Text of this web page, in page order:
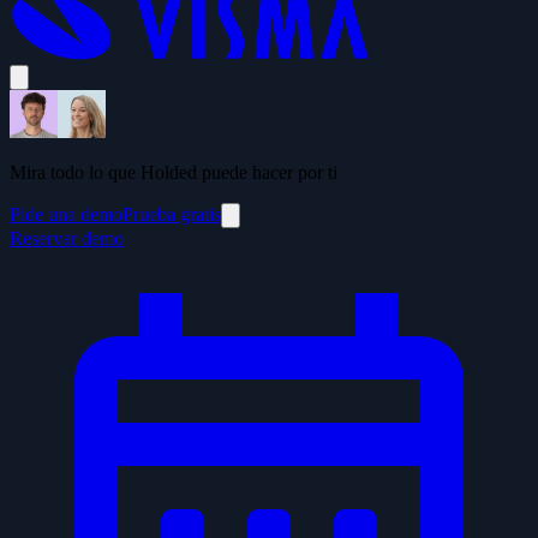
Mira todo lo que Holded puede hacer por ti
Pide una demoPrueba gratis
Reservar demo